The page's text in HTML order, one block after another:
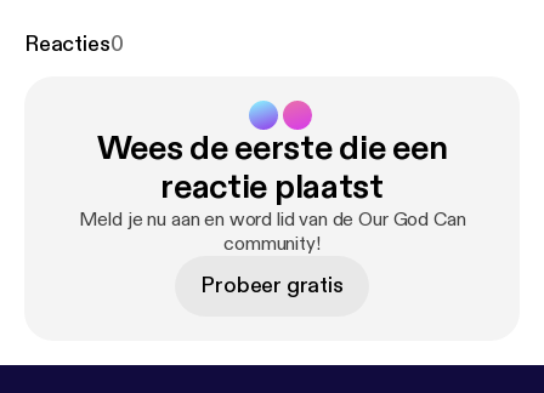
Reacties0
Wees de eerste die een
reactie plaatst
Meld je nu aan en word lid van de Our God Can
community!
Probeer gratis